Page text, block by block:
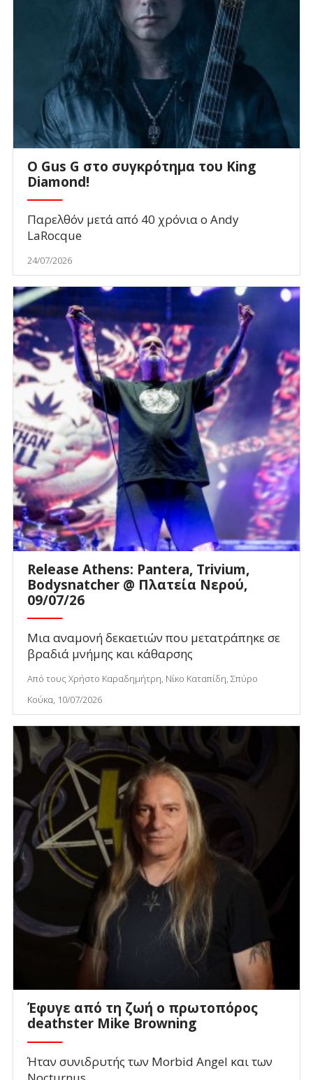
O Gus G στο συγκρότημα του King
Diamond!
Παρελθόν μετά από 40 χρόνια ο Andy
LaRocque
24/07/2026
Release Athens: Pantera, Trivium,
Bodysnatcher @ Πλατεία Νερού,
09/07/26
Μια αναμονή δεκαετιών που μετατράπηκε σε
βραδιά μνήμης και κάθαρσης
Από τους Χρήστο Καραδημήτρη, Νίκο Καταπίδη, Σπύρο
Κούκα, 10/07/2026
Έφυγε από τη ζωή ο πρωτοπόρος
deathster Mike Browning
Ήταν συνιδρυτής των Morbid Angel και των